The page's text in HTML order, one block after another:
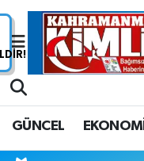
GÜNCEL EKONOMİ
Nöbetçi